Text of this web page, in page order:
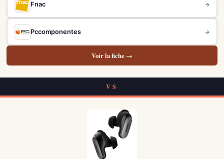
Fnac →
Pccomponentes →
Voir la fiche →
VS